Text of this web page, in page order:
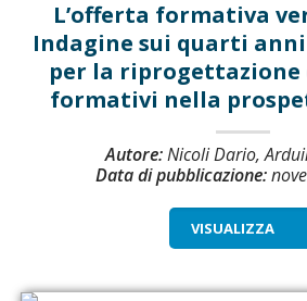
L’offerta formativa
Indagine sui quarti
per la riprogettazione
formativi nella
Autore:Nicoli Dario,
Data di pubblicazione:
VISUALIZZA